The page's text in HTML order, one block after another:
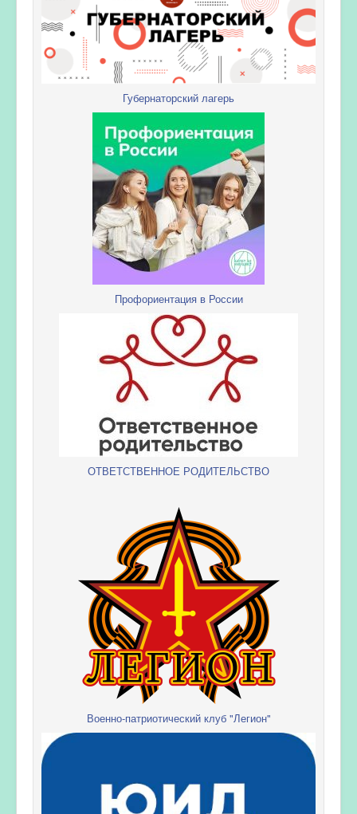
Губернаторский лагерь
Профориентация в России
ОТВЕТСТВЕННОЕ РОДИТЕЛЬСТВО
Военно-патриотический клуб "Легион"